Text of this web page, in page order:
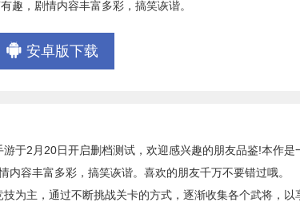
趣，剧情内容丰富多彩，搞笑诙谐。
安卓版下载
2月20日开启删档测试，欢迎感兴趣的朋友品鉴!本作是
内容丰富多彩，搞笑诙谐。喜欢的朋友千万不要错过哦。
主，通过不断挑战关卡的方式，逐渐收集各个武将，以